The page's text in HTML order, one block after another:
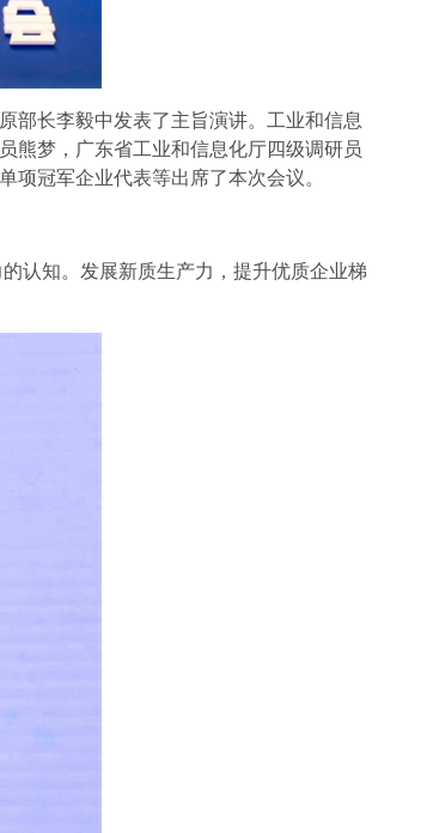
长李毅中发表了主旨演讲。工业和信息
熊梦，广东省工业和信息化厅四级调研员
冠军企业代表等出席了本次会议。
认知。发展新质生产力，提升优质企业梯